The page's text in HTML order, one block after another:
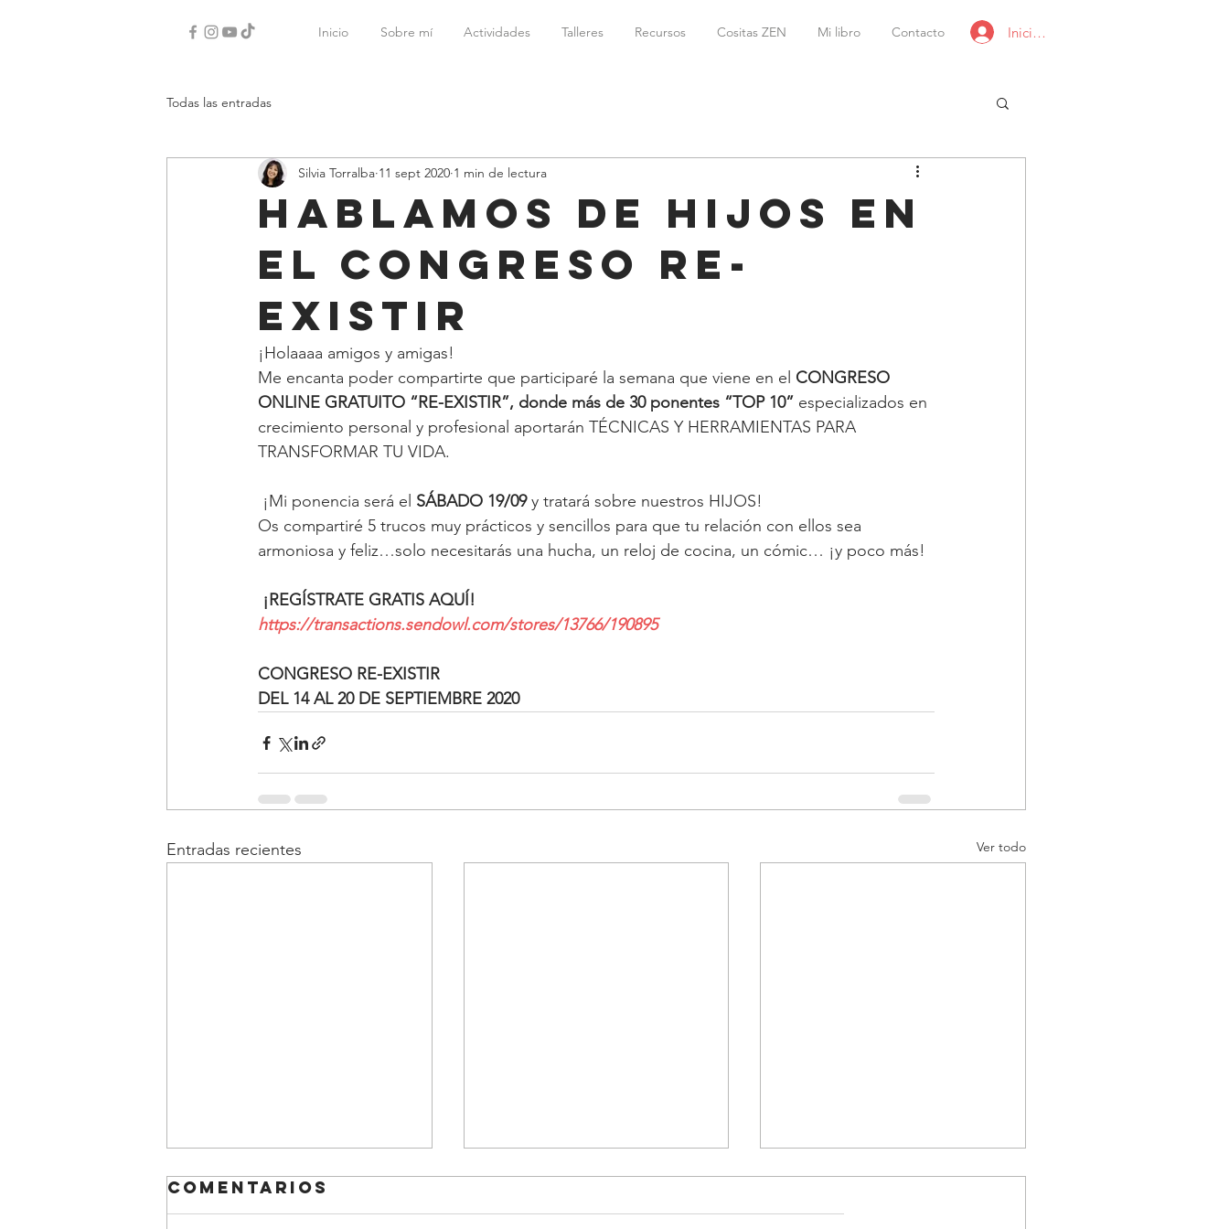
Inicio Sobre mí Actividades Talleres Recursos Cositas ZEN Mi libro Contacto Iniciar sesión
Todas las entradas
Hablamos de HIJOS en
el Congreso RE-
EXISTIR
Silvia Torralba 11 sept 2020 1 min de lectura
¡Holaaaa amigos y amigas!
Me encanta poder compartirte que participaré la semana que viene en el CONGRESO
ONLINE GRATUITO “RE-EXISTIR”, donde más de 30 ponentes “TOP 10” especializados en
crecimiento personal y profesional aportarán TÉCNICAS Y HERRAMIENTAS PARA
TRANSFORMAR TU VIDA.
¡Mi ponencia será el SÁBADO 19/09 y tratará sobre nuestros HIJOS!
Os compartiré 5 trucos muy prácticos y sencillos para que tu relación con ellos sea
armoniosa y feliz…solo necesitarás una hucha, un reloj de cocina, un cómic… ¡y poco más!
¡REGÍSTRATE GRATIS AQUÍ!
https://transactions.sendowl.com/stores/13766/190895
CONGRESO RE-EXISTIR
DEL 14 AL 20 DE SEPTIEMBRE 2020
Entradas recientes Ver todo
Comentarios